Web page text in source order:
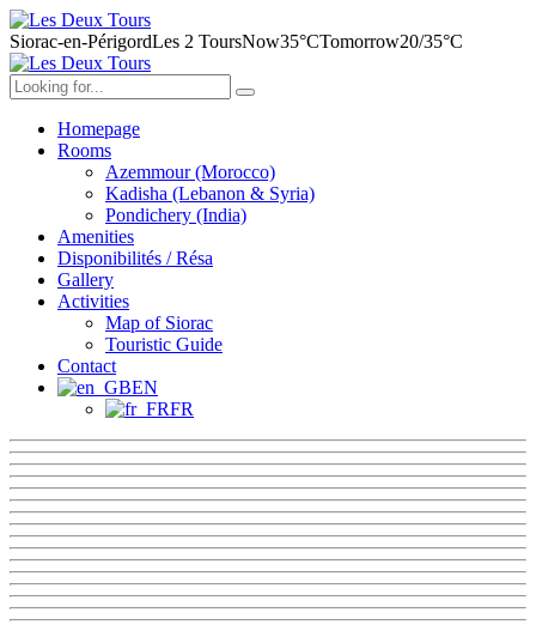
Siorac-en-PérigordLes 2 ToursNow35°CTomorrow20/35°C
Homepage
Rooms
Azemmour (Morocco)
Kadisha (Lebanon & Syria)
Pondichery (India)
Amenities
Disponibilités / Résa
Gallery
Activities
Map of Siorac
Touristic Guide
Contact
EN
FR